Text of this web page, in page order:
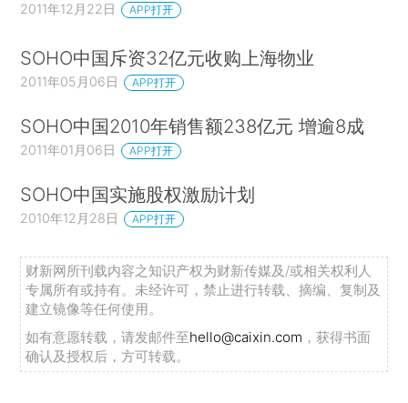
2011年12月22日 APP打开
SOHO中国斥资32亿元收购上海物业
2011年05月06日 APP打开
SOHO中国2010年销售额238亿元 增逾8成
2011年01月06日 APP打开
SOHO中国实施股权激励计划
2010年12月28日 APP打开
财新网所刊载内容之知识产权为财新传媒及/或相关权利人
专属所有或持有。未经许可，禁止进行转载、摘编、复制及
建立镜像等任何使用。
如有意愿转载，请发邮件至hello@caixin.com ，获得书面
确认及授权后，方可转载。